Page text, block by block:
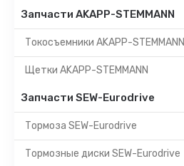
Запчасти AKAPP-STEMMANN
Токосъемники AKAPP-STEMMANN
Щетки AKAPP-STEMMANN
Запчасти SEW-Eurodrive
Тормоза SEW-Eurodrive
Тормозные диски SEW-Eurodrive